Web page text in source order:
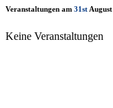
Veranstaltungen am 31st August
Keine Veranstaltungen